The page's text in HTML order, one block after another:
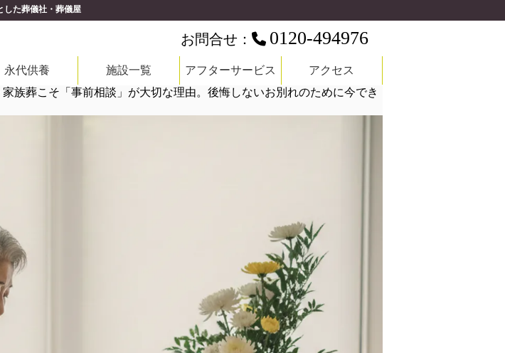
した葬儀社・葬儀屋
お問合せ： 0120-494976
永代供養 施設一覧 アフターサービス
アクセス
家族葬こそ「事前相談」が大切な理由。後悔しないお別れのために今でき